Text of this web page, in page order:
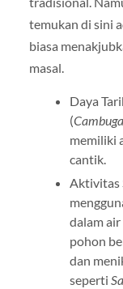
temukan di sini
biasa
masal.
Daya
(
memiliki
cantik.
Aktivitas
dalam
pohon
dan
seperti